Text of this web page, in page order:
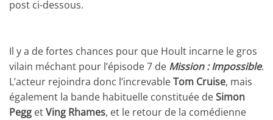
post ci-dessous.
Il y a de fortes chances pour que Hoult incarne le gros
vilain méchant pour l’épisode 7 de Mission : Impossible.
L’acteur rejoindra donc l’increvableTom Cruise, mais
également la bande habituelle constituée deSimon
Pegg etVing Rhames, et le retour de la comédienne